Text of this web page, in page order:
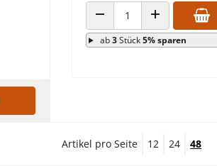
ANZAHL VERRINGERN
ANZAHL
ab3Stück5% sparen
Artikel pro Seite 12 24 48